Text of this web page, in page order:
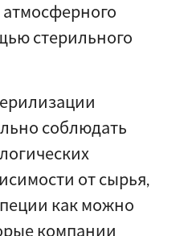
атмосферного
стерильного
соблюдать
от сырья,
как можно
компании